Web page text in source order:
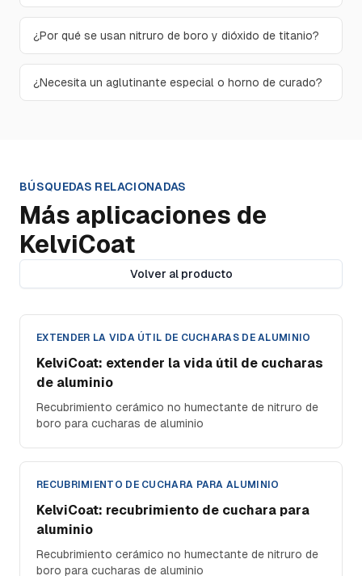
¿Por qué se usan nitruro de boro y dióxido de titanio?
¿Necesita un aglutinante especial o horno de curado?
BÚSQUEDAS RELACIONADAS
Más aplicaciones de
KelviCoat
Volver al producto
EXTENDER LA VIDA ÚTIL DE CUCHARAS DE ALUMINIO
KelviCoat: extender la vida útil de cucharas
de aluminio
Recubrimiento cerámico no humectante de nitruro de
boro para cucharas de aluminio
RECUBRIMIENTO DE CUCHARA PARA ALUMINIO
KelviCoat: recubrimiento de cuchara para
aluminio
Recubrimiento cerámico no humectante de nitruro de
boro para cucharas de aluminio